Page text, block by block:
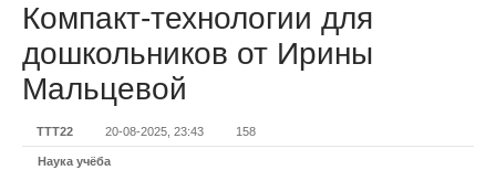
Компакт-технологии для
дошкольников от Ирины
Мальцевой
TTT22 20-08-2025, 23:43 158
Наука учёба